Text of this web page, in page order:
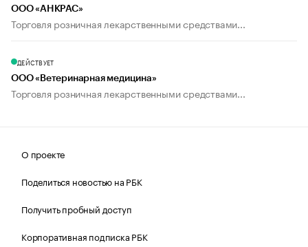
ООО «АНКРАС»
Торговля розничная лекарственными средствами...
ДЕЙСТВУЕТ
ООО «Ветеринарная медицина»
Торговля розничная лекарственными средствами...
О проекте
Поделиться новостью на РБК
Получить пробный доступ
Корпоративная подписка РБК